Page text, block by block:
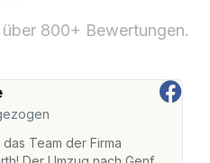
über 800+ Bewertungen.
Team der Firma